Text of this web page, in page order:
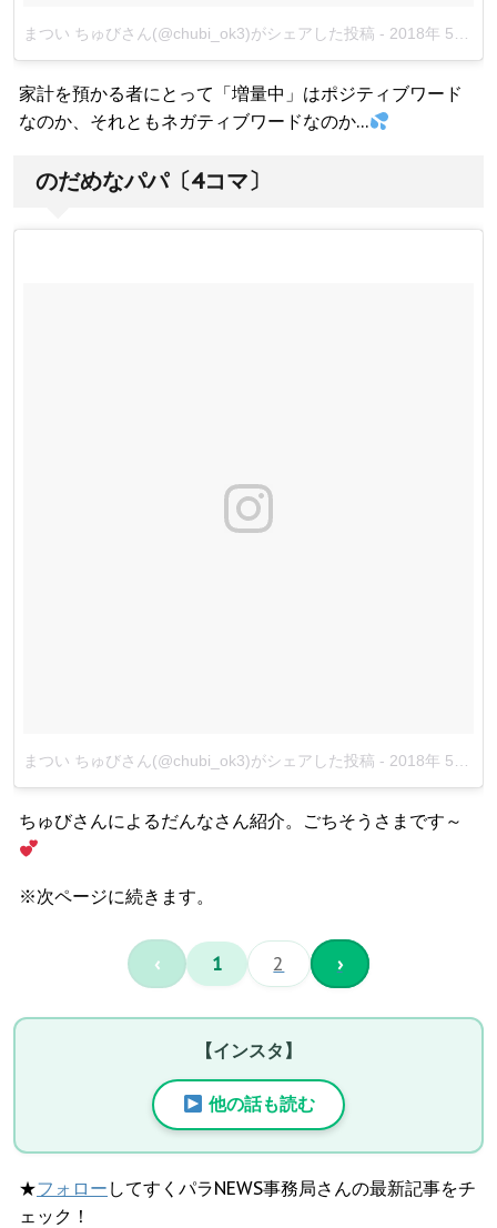
まつい ちゅびさん(@chubi_ok3)がシェアした投稿 - 2018年 5月月30日午後8時07分PDT
家計を預かる者にとって「増量中」はポジティブワード
なのか、それともネガティブワードなのか…
のだめなパパ〔4コマ〕
まつい ちゅびさん(@chubi_ok3)がシェアした投稿 - 2018年 5月月3日午前4時05分PDT
ちゅびさんによるだんなさん紹介。ごちそうさまです～
※次ページに続きます。
‹ 1 2 ›
【インスタ】
他の話も読む
★フォロー してすくパラNEWS事務局さんの最新記事をチ
ェック！